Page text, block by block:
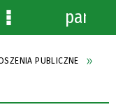
PUBLICZNE
panel